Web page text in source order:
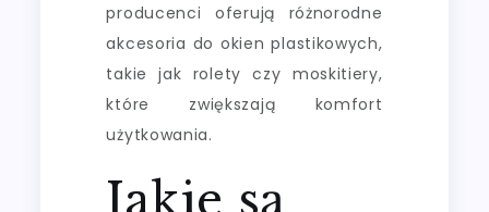
producenci oferują różnorodne
akcesoria do okien plastikowych,
takie jak rolety czy moskitiery,
które zwiększają komfort
użytkowania.
Jakie są